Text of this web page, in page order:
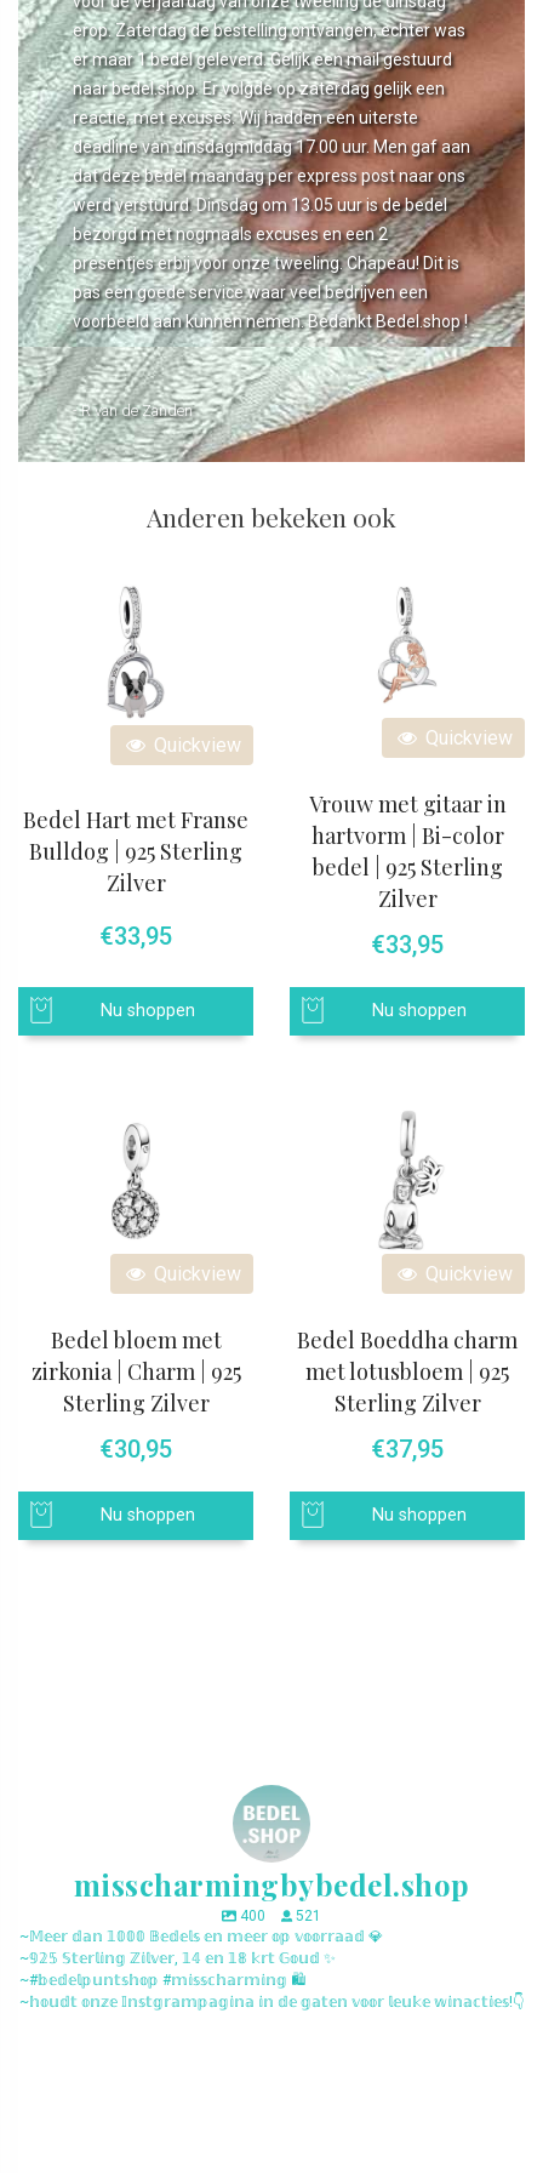
erop. Zaterdag de bestelling ontvangen, echter was
er maar 1 bedel geleverd. Gelijk een mail gestuurd
naar bedel.shop. Er volgde op zaterdag gelijk een
reactie, met excuses. Wij hadden een uiterste
deadline van dinsdagmiddag 17.00 uur. Men gaf aan
dat deze bedel maandag per express post naar ons
werd verstuurd. Dinsdag om 13.05 uur is de bedel
bezorgd met nogmaals excuses en een 2
presentjes erbij voor onze tweeling. Chapeau! Dit is
pas een goede service waar veel bedrijven een
voorbeeld aan kunnen nemen. Bedankt Bedel.shop !
- R van de Zanden
Anderen bekeken ook
Quickview
Bedel Hart met Franse
Bulldog | 925 Sterling
Zilver
€33,95
Nu shoppen
Quickview
Vrouw met gitaar in
hartvorm | Bi-color
bedel | 925 Sterling
Zilver
€33,95
Nu shoppen
Quickview
Bedel bloem met
zirkonia | Charm | 925
Sterling Zilver
€30,95
Nu shoppen
Quickview
Bedel Boeddha charm
met lotusbloem | 925
Sterling Zilver
€37,95
Nu shoppen
misscharmingbybedel.shop
400
521
~𝕄𝕖𝕖𝕣 𝕕𝕒𝕟 𝟙𝟘𝟘𝟘 𝔹𝕖𝕕𝕖𝕝𝕤 𝕖𝕟 𝕞𝕖𝕖𝕣 𝕠𝕡 𝕧𝕠𝕠𝕣𝕣𝕒𝕒𝕕 💎
~𝟡𝟚𝟝 𝕊𝕥𝕖𝕣𝕝𝕚𝕟𝕘 ℤ𝕚𝕝𝕧𝕖𝕣, 𝟙𝟜 𝕖𝕟 𝟙𝟠 𝕜𝕣𝕥 𝔾𝕠𝕦𝕕 ✨
~#𝕓𝕖𝕕𝕖𝕝𝕡𝕦𝕟𝕥𝕤𝕙𝕠𝕡 #𝕞𝕚𝕤𝕤𝕔𝕙𝕒𝕣𝕞𝕚𝕟𝕘 🛍️
~𝕙𝕠𝕦𝕕𝕥 𝕠𝕟𝕫𝕖 𝕀𝕟𝕤𝕥𝕘𝕣𝕒𝕞𝕡𝕒𝕘𝕚𝕟𝕒 𝕚𝕟 𝕕𝕖 𝕘𝕒𝕥𝕖𝕟 𝕧𝕠𝕠𝕣 𝕝𝕖𝕦𝕜𝕖 𝕨𝕚𝕟𝕒𝕔𝕥𝕚𝕖𝕤!👇